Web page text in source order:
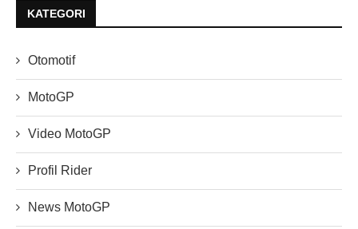
KATEGORI
Otomotif
MotoGP
Video MotoGP
Profil Rider
News MotoGP